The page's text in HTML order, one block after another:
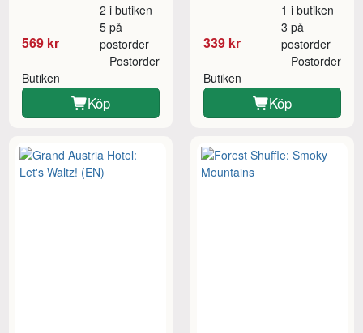
569 kr
2 i butiken
5 på
postorder
Butiken
Postorder
Köp
339 kr
1 i butiken
3 på
postorder
Butiken
Postorder
Köp